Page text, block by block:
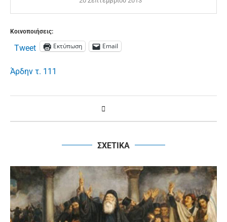
Κοινοποιήσεις:
Tweet Εκτύπωση Email
Άρδην τ. 111
ΣΧΕΤΙΚΑ